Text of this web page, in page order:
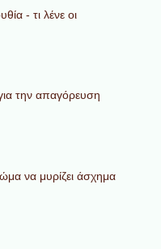
- τι λένε οι
την απαγόρευση
να μυρίζει άσχημα